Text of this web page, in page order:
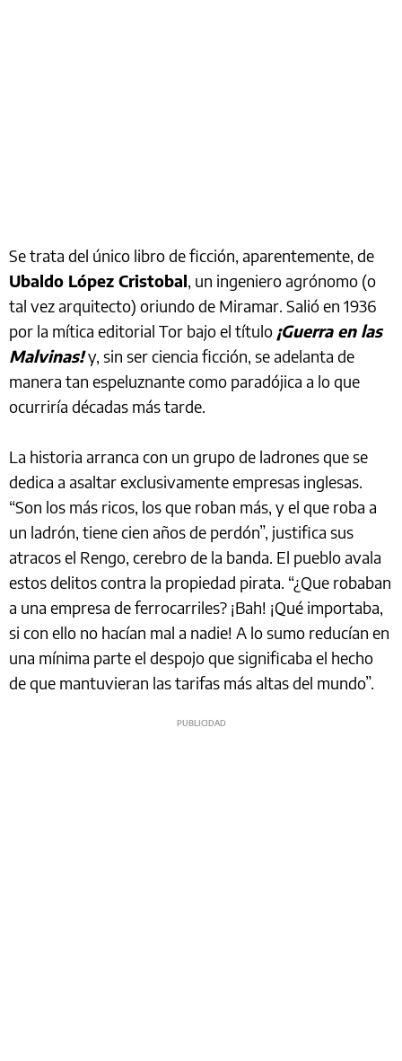
Se trata del único libro de ficción, aparentemente, de
Ubaldo López Cristobal, un ingeniero agrónomo (o
tal vez arquitecto) oriundo de Miramar. Salió en 1936
por la mítica editorial Tor bajo el título ¡Guerra en las
Malvinas! y, sin ser ciencia ficción, se adelanta de
manera tan espeluznante como paradójica a lo que
ocurriría décadas más tarde.
La historia arranca con un grupo de ladrones que se
dedica a asaltar exclusivamente empresas inglesas.
“Son los más ricos, los que roban más, y el que roba a
un ladrón, tiene cien años de perdón”, justifica sus
atracos el Rengo, cerebro de la banda. El pueblo avala
estos delitos contra la propiedad pirata. “¿Que robaban
a una empresa de ferrocarriles? ¡Bah! ¡Qué importaba,
si con ello no hacían mal a nadie! A lo sumo reducían en
una mínima parte el despojo que significaba el hecho
de que mantuvieran las tarifas más altas del mundo”.